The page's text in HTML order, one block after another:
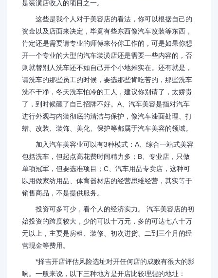
是装潢店收入的项目之一。
这些是我个人对于美容店的看法，你可以根据自己的
资金以及店面来决定，毕竟有些东西像汽车改装等东西，
肯定还是需要请专业的师傅来替你工作的，可是如果你想
开一个专业的大型的汽车装潢店还是需要一些内容的，否
则就替别人洗车还不如自己开个小地摊实在。还有就是，
请洗车的那些员工的时候，要选那些肯吃苦的，那些洗车
洗不干净，冬天洗车怕冷的工人，建议你别请了，太娇贵
了，到时候砸了自己招牌不好。A、汽车美容是指对汽车
进行外观与内装彻底的清洁与保护，像汽车漆面处理、打
蜡、改装、装饰、美化、保护等都属于汽车美容的领域。
加入汽车美容业可以有3种模式：A、综合一站式美容
包括洗车，但起点高花费时间精力多；B、专业店，只做
单项冠军，但要选准项目；C、汽车用品专卖店，这种可
以用做家纺用品、体育器材店的经营思维经营，其实等于
销售商品，不是提供服务。
投资可多可少，看个人的经济实力。 汽车美容店的初
始投资的跨度较大，少的可以十万元，多的可达七八十万
元以上，主要是房租、装修、初次进货、二到三个月的经
营现金等费用。
*择吉开店评估风险选址对开任何店的成败有很大的影
响。一般来说，以下三种地方是开店比较理想的地址：